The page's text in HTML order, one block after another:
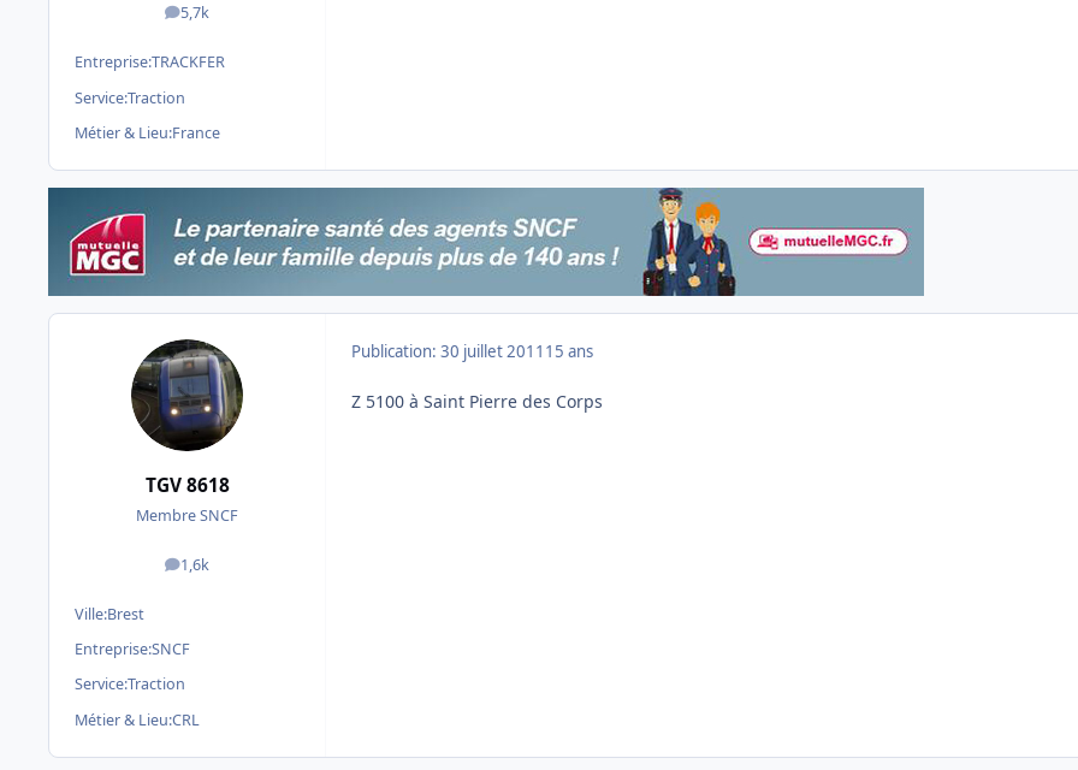
5,7k
messages
Entreprise:TRACKFER
Service:Traction
Métier & Lieu:France
TGV 8618
Membre SNCF
1,6k
messages
Ville:Brest
Entreprise:SNCF
Service:Traction
Métier & Lieu:CRL
Publication: 30 juillet 2011 15 ans
Z 5100 à Saint Pierre des Corps